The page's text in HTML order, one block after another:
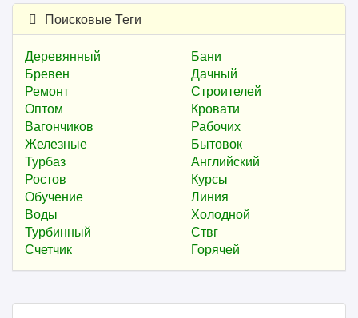
Поисковые Теги
Деревянный
Бани
Бревен
Дачный
Ремонт
Строителей
Оптом
Кровати
Вагончиков
Рабочих
Железные
Бытовок
Турбаз
Английский
Ростов
Курсы
Обучение
Линия
Воды
Холодной
Турбинный
Ствг
Счетчик
Горячей